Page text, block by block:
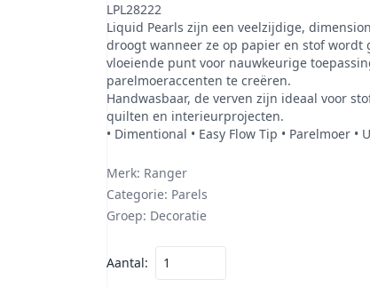
LPL28222
Liquid Pearls zijn een veelzijdige,
droogt wanneer ze op papier en stof wordt
vloeiende punt voor nauwkeurige
parelmoeraccenten te creëren.
Handwasbaar, de verven zijn ideaal voor
quilten en interieurprojecten.
• Dimentional • Easy Flow Tip • Parelmoer •
Merk: Ranger
Categorie: Parels
Groep: Decoratie
Aantal: